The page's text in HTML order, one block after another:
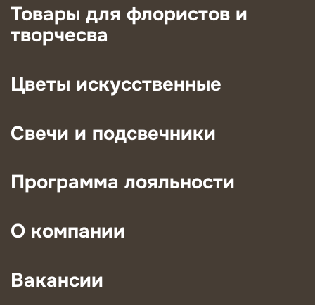
Товары для флористов и
творчесва
Цветы искусственные
Свечи и подсвечники
Программа лояльности
О компании
Вакансии